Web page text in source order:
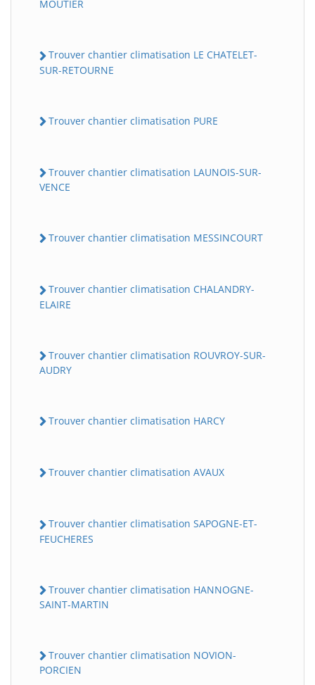
MOUTIER
Trouver chantier climatisation LE CHATELET-
SUR-RETOURNE
Trouver chantier climatisation PURE
Trouver chantier climatisation LAUNOIS-SUR-
VENCE
Trouver chantier climatisation MESSINCOURT
Trouver chantier climatisation CHALANDRY-
ELAIRE
Trouver chantier climatisation ROUVROY-SUR-
AUDRY
Trouver chantier climatisation HARCY
Trouver chantier climatisation AVAUX
Trouver chantier climatisation SAPOGNE-ET-
FEUCHERES
Trouver chantier climatisation HANNOGNE-
SAINT-MARTIN
Trouver chantier climatisation NOVION-
PORCIEN